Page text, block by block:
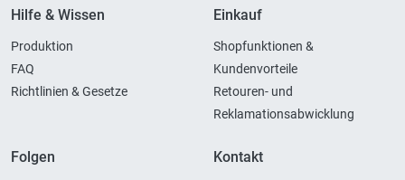
Hilfe & Wissen
Produktion
FAQ
Richtlinien & Gesetze
Einkauf
Shopfunktionen &
Kundenvorteile
Retouren- und
Reklamationsabwicklung
Folgen Kontakt